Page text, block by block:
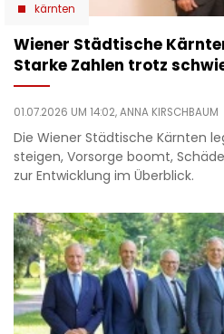
kärnten
Wiener Städtische
Starke Zahlen trotz
01.07.2026 UM 14:02,ANNA KIRSCHBAUM
Die Wiener Städtische Kärnten
steigen, Vorsorge boomt,
zur Entwicklung im Überblick.